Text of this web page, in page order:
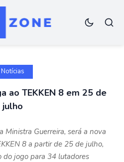
Notícias
ao TEKKEN 8 em 25 de
julho
Ministra Guerreira, será a nova
8 a partir de 25 de julho,
do jogo para 34 lutadores